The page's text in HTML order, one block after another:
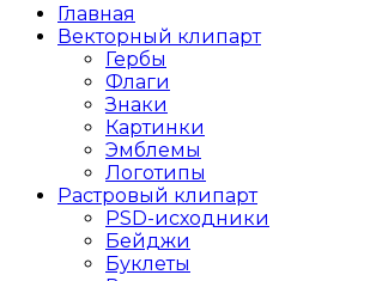
Главная
Векторный клипарт
Гербы
Флаги
Знаки
Картинки
Эмблемы
Логотипы
Растровый клипарт
PSD-исходники
Бейджи
Буклеты